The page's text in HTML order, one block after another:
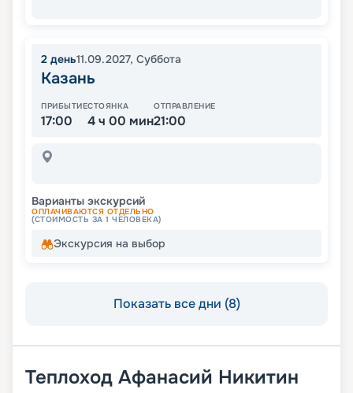
2 день11.09.2027, Суббота
Казань
ПРИБЫТИЕ
17:00
СТОЯНКА
4 ч 00 мин
ОТПРАВЛЕНИЕ
21:00
Варианты экскурсий
ОПЛАЧИВАЮТСЯ ОТДЕЛЬНО
(СТОИМОСТЬ ЗА 1 ЧЕЛОВЕКА)
Экскурсия на выбор
Показать все дни (8)
Теплоход Афанасий Никитин